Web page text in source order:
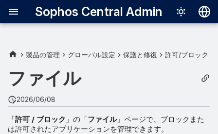
Sophos Central Admin
English
Italiano
日本語
製品の管理 グローバル設定 保護と修復 許可/ブロック
ファイル
2026/06/08
「許可 / ブロック 」の「ファイル」ページで、ブロックまた
は許可されたアプリケーションを管理できます。